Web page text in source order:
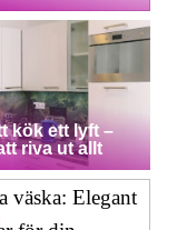
kök ett lyft –
riva ut allt